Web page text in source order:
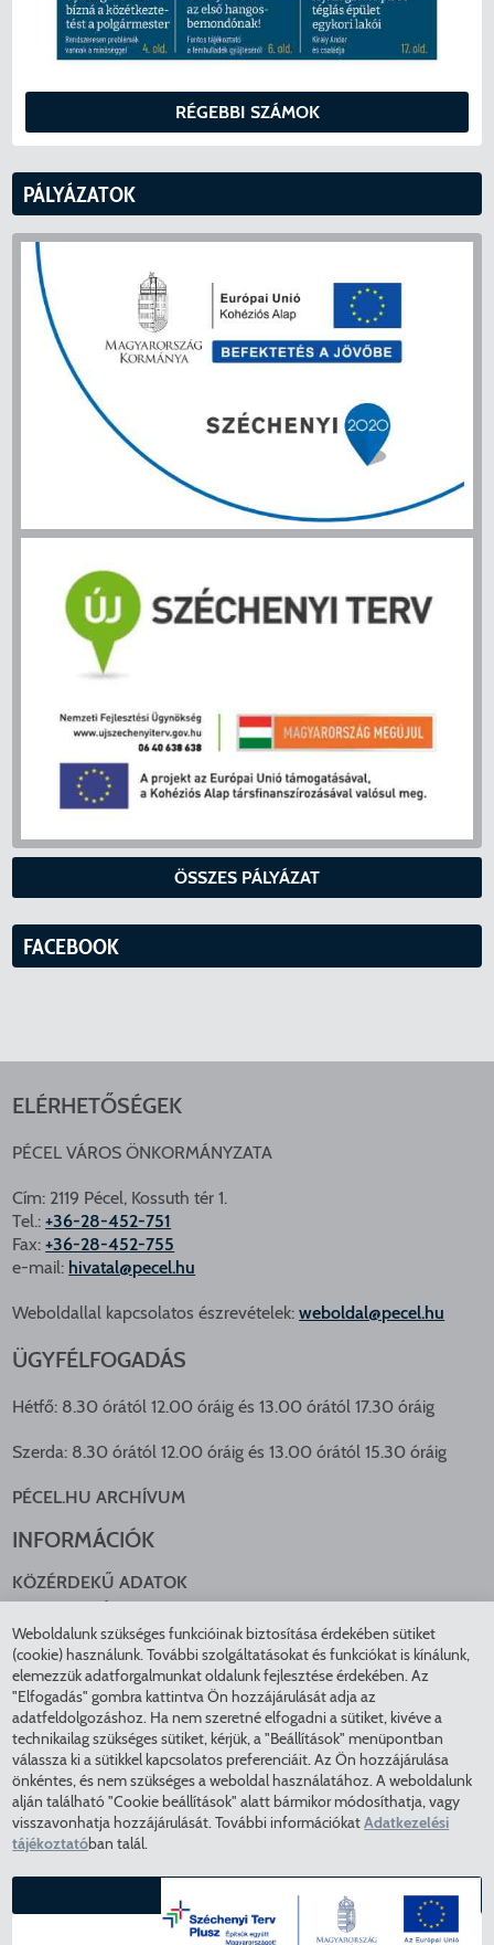
RÉGEBBI SZÁMOK
PÁLYÁZATOK
ÖSSZES PÁLYÁZAT
FACEBOOK
ELÉRHETŐSÉGEK
PÉCEL VÁROS ÖNKORMÁNYZATA
Cím: 2119 Pécel, Kossuth tér 1.
Tel.:+36-28-452-751
Fax:+36-28-452-755
e-mail: hivatal@pecel.hu
Weboldallal kapcsolatos észrevételek:weboldal@pecel.hu
ÜGYFÉLFOGADÁS
Hétfő: 8.30 órától 12.00 óráig és 13.00 órától 17.30 óráig
Szerda: 8.30 órától 12.00 óráig és 13.00 órától 15.30 óráig
PÉCEL.HU ARCHÍVUM
INFORMÁCIÓK
KÖZÉRDEKŰ ADATOK
KÖZLEKEDÉS
ADATKEZELÉS
ÁTLÁTHATÓ ÖNKORMÁNYZAT
COOKIE BEÁLLÍTÁSOK
INTÉZMÉNYEK
EGÉSZSÉGÜGY
KÖZMŰSZOLGÁLTATÓK
RENDVÉDELEM
VÁROSÜZEMELTETÉS
COPYRIGHT © 2025 - Pécel Város Önkormányzata - Minden
Weboldalunk szükséges funkcióinak biztosítása érdekében sütiket
(cookie) használunk. További szolgáltatásokat és funkciókat is kínálunk,
elemezzük adatforgalmunkat oldalunk fejlesztése érdekében. Az
"Elfogadás" gombra kattintva Ön hozzájárulását adja az
adatfeldolgozáshoz. Ha nem szeretné elfogadni a sütiket, kivéve a
technikailag szükséges sütiket, kérjük, a "Beállítások" menüpontban
válassza ki a sütikkel kapcsolatos preferenciáit. Az Ön hozzájárulása
önkéntes, és nem szükséges a weboldal használatához. A weboldalunk
alján található "Cookie beállítások" alatt bármikor módosíthatja, vagy
visszavonhatja hozzájárulását. További információkatAdatkezelési
tájékoztatóban talál.
BEÁLLÍTÁSOK